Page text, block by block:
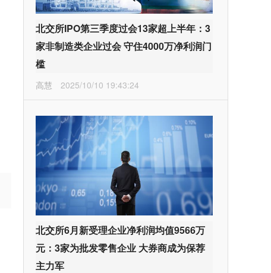
北交所IPO第三季度过会13家超上半年：3
家非制造类企业过会 守住4000万净利润门
槛
高慧 2025/10/10 19:43:24
北交所6月新受理企业净利润均值9566万
元：3家为批发零售企业 大券商成为保荐
主力军